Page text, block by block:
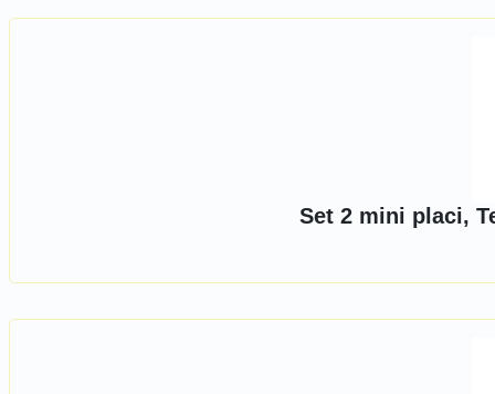
Set 2 mini placi,